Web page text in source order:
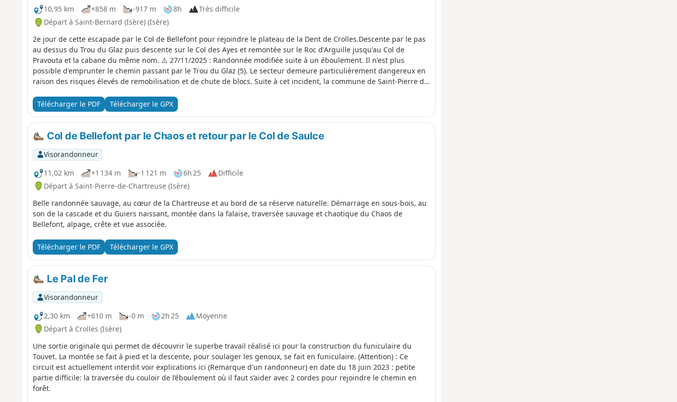
10,95 km
+858 m -917 m 8h
Très difficile
Départ à Saint-Bernard (Isère) (Isère)
2e jour de cette escapade par le Col de Bellefont pour rejoindre le plateau de la Dent de Crolles.Descente par le pas
au dessus du Trou du Glaz puis descente sur le Col des Ayes et remontée sur le Roc d'Arguille jusqu'au Col de
Pravouta et la cabane du même nom. ⚠️ 27/11/2025 : Randonnée modifiée suite à un éboulement. Il n'est plus
possible d'emprunter le chemin passant par le Trou du Glaz (5). Le secteur demeure particulièrement dangereux en
raison des risques élevés de remobilisation et de chute de blocs. Suite à cet incident, la commune de Saint-Pierre de
rando). Pour une ascension de la Dent de Crolles, il est possible de passer l’itinéraire par le Pas de l’Oeille. Vous
pouvez également passer par les cascades du Guiers pour retrouver (A).
Télécharger le PDF Télécharger le GPX
Col de Bellefont par le Chaos et retour par le Col de Saulce
Visorandonneur
11,02 km
+1 134 m -1 121 m 6h 25
Difficile
Départ à Saint-Pierre-de-Chartreuse (Isère)
Belle randonnée sauvage, au cœur de la Chartreuse et au bord de sa réserve naturelle. Démarrage en sous-bois, au
son de la cascade et du Guiers naissant, montée dans la falaise, traversée sauvage et chaotique du Chaos de
Bellefont, alpage, crête et vue associée.
Télécharger le PDF Télécharger le GPX
Le Pal de Fer
Visorandonneur
2,30 km
+610 m -0 m 2h 25
Moyenne
Départ à Crolles (Isère)
Une sortie originale qui permet de découvrir le superbe travail réalisé ici pour la construction du funiculaire du
Touvet. La montée se fait à pied et la descente, pour soulager les genoux, se fait en funiculaire. (Attention) : Ce
circuit est actuellement interdit voir explications ici (Remarque d'un randonneur) en date du 18 juin 2023 : petite
partie difficile: la traversée du couloir de l’éboulement où il faut s’aider avec 2 cordes pour rejoindre le chemin en
forêt.